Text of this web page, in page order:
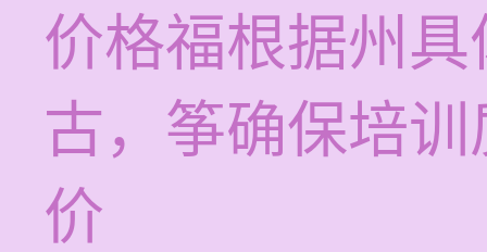
价格福根据州
古，筝确保培
价